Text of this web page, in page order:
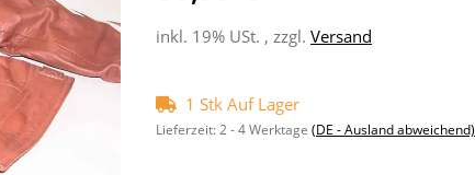
inkl. 19% USt. , zzgl. Versand
1 Stk Auf Lager
Lieferzeit:2 - 4 Werktage (DE - Ausland abweichend)